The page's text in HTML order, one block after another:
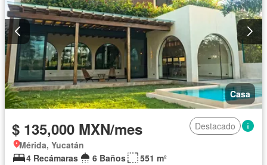
Casa
$ 135,000 MXN/mes
Destacado
Mérida, Yucatán
4 Recámaras
6 Baños
551 m²